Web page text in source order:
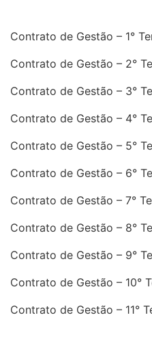
Contrato de Gestão – 1°
Contrato de Gestão – 2°
Contrato de Gestão – 3°
Contrato de Gestão – 4°
Contrato de Gestão – 5°
Contrato de Gestão – 6°
Contrato de Gestão – 7°
Contrato de Gestão – 8°
Contrato de Gestão – 9°
Contrato de Gestão – 10°
Contrato de Gestão – 11°